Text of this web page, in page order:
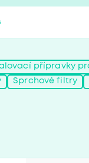
přípravky
Sprchové filtry